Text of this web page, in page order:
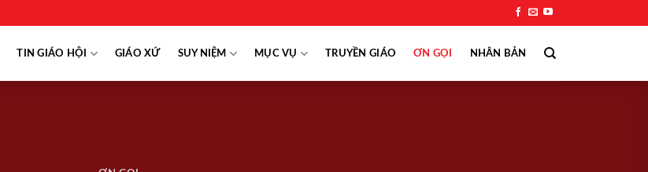
TIN GIÁO HỘI GIÁO XỨ SUY NIỆM MỤC VỤ TRUYỀN GIÁO ƠN GỌI NHÂN BẢN